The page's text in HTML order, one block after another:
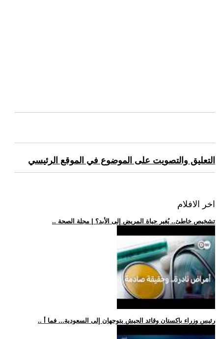
التعليق والتصويت على الموضوع في الموقع الرئيسي
اخر الافلام
.. تشخيص خاطئ.. يُغير حياة المريض إلى الأبد؟ | مجلة الصحة
.. رئيس وزراء باكستان وقائد الجيش يتوجهان إلى السعودية... فما أ